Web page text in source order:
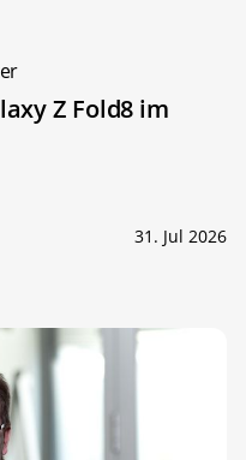
Z Fold8 im
31. Jul 2026